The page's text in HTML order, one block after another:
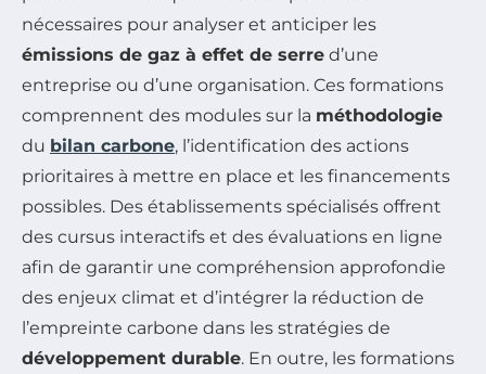
nécessaires pour analyser et anticiper les
émissions de gaz à effet de serre d’une
entreprise ou d’une organisation. Ces formations
comprennent des modules sur la méthodologie
du bilan carbone, l’identification des actions
prioritaires à mettre en place et les financements
possibles. Des établissements spécialisés offrent
des cursus interactifs et des évaluations en ligne
afin de garantir une compréhension approfondie
des enjeux climat et d’intégrer la réduction de
l’empreinte carbone dans les stratégies de
développement durable. En outre, les formations